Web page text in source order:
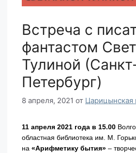
Встреча с
фантастом
Тулиной
Петербург)
8 апреля, 2021 от Царицынская
11 апреля 2021 года в 15.00
областная библиотека им. М.
на «Арифметику бытия» –